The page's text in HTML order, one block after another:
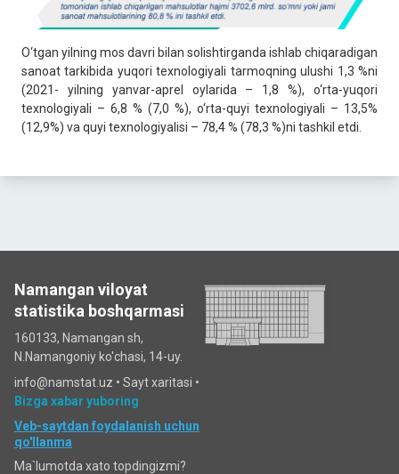
O‘tgan yilning mos davri bilan solishtirganda ishlab chiqaradigan
sanoat tarkibida yuqori texnologiyali tarmoqning ulushi 1,3 %ni
(2021- yilning yanvar-aprel oylarida – 1,8 %), o‘rta-yuqori
texnologiyali – 6,8 % (7,0 %), o‘rta-quyi texnologiyali – 13,5%
(12,9%) va quyi texnologiyalisi – 78,4 % (78,3 %)ni tashkil etdi.
Namangan viloyat
statistika boshqarmasi
160133, Namangan sh,
N.Namangoniy ko'chasi, 14-uy.
info@namstat.uz • Sayt xaritasi •
Bizga xabar yuboring
Veb-saytdan foydalanish uchun
qo'llanma
Ma`lumotda xato topdingizmi?